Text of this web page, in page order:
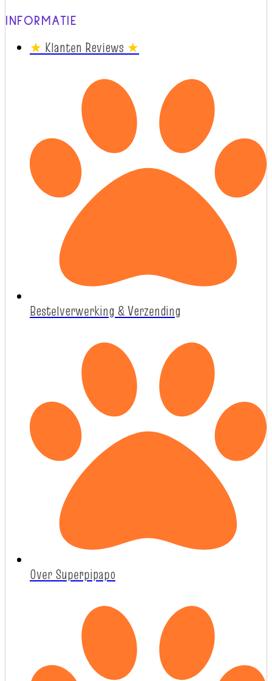
INFORMATIE
★ Klanten Reviews ★
Bestelverwerking & Verzending
Over Superpipapo